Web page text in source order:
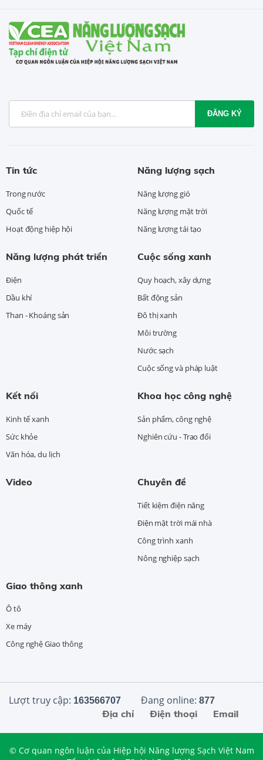
ĐĂNG KÝ
Tin tức
Trong nước
Quốc tế
Hoạt động hiệp hội
Năng lượng sạch
Năng lượng gió
Năng lượng mặt trời
Năng lượng tái tạo
Năng lượng phát triển
Điện
Dầu khí
Than - Khoáng sản
Cuộc sống xanh
Quy hoạch, xây dựng
Bất động sản
Đô thị xanh
Môi trường
Nước sạch
Cuộc sống và pháp luật
Kết nối
Kinh tế xanh
Sức khỏe
Văn hóa, du lịch
Khoa học công nghệ
Sản phẩm, công nghệ
Nghiên cứu - Trao đổi
Video Chuyên đề
Tiết kiệm điện năng
Điện mặt trời mái nhà
Công trình xanh
Nông nghiệp sạch
Giao thông xanh
Ô tô
Xe máy
Công nghệ Giao thông
Lượt truy cập: 163566707 Đang online: 877
Email
Điện thoại
Địa chỉ
© Cơ quan ngôn luận của Hiệp hội Năng lượng Sạch Việt Nam